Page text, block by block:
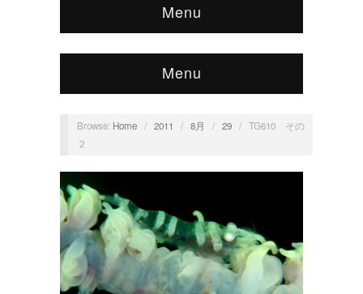
Menu
Menu
Browse: Home / 2011 / 8月 / 29 / TG610 その
２